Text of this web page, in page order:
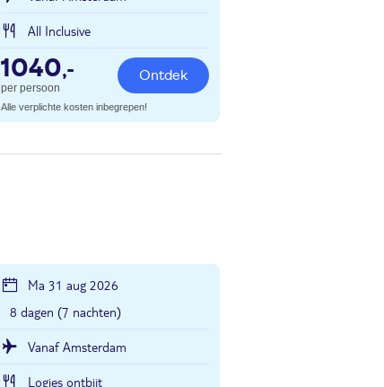
All Inclusive
1040,-
per persoon
Ontdek
Alle verplichte kosten inbegrepen!
Ma 31 aug 2026
8 dagen (7 nachten)
Vanaf Amsterdam
Logies ontbijt